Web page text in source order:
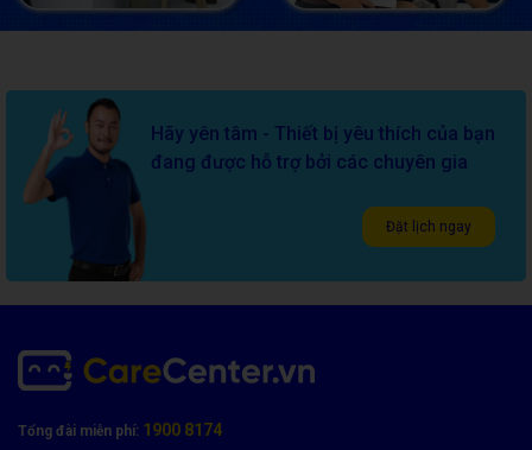
Hãy yên tâm - Thiết bị yêu thích của bạn
đang được hỗ trợ bởi các chuyên gia
Đặt lịch ngay
Tổng đài miễn phí: 1900 8174